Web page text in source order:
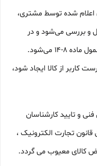
اعلام شده توسط مشتری،
و بررسی می‏‌شود و در
صورت تائید وجود نقص فنی، کالا مشمول ماده ۸-۱۴ می‏‌شود.
کاربر از کالا ایجاد شود،
و تایید کارشناسان
تجارت الکترونیک ،